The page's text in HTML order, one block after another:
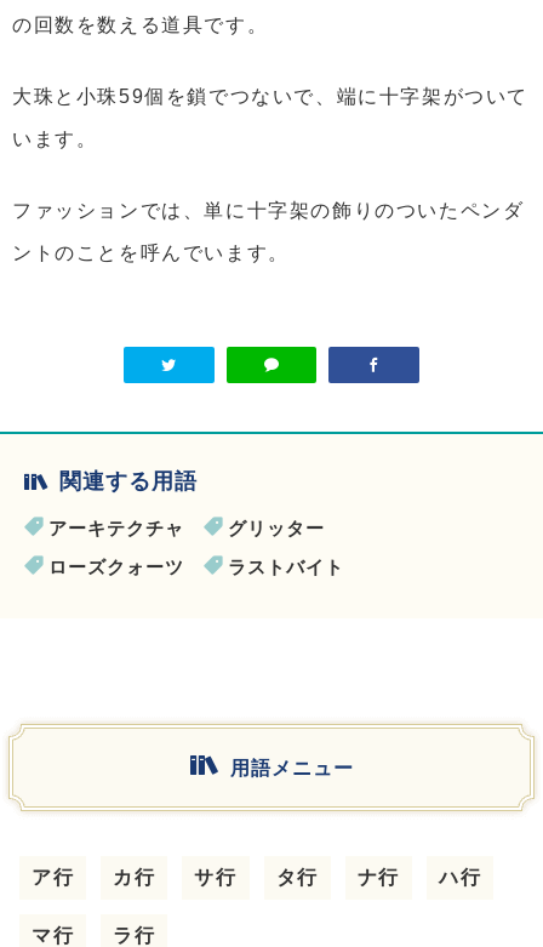
の回数を数える道具です。
大珠と小珠59個を鎖でつないで、端に十字架がついて
います。
ファッションでは、単に十字架の飾りのついたペンダ
ントのことを呼んでいます。
関連する用語
アーキテクチャ
グリッター
ローズクォーツ
ラストバイト
用語メニュー
ア行 カ行 サ行 タ行 ナ行 ハ行
マ行 ラ行